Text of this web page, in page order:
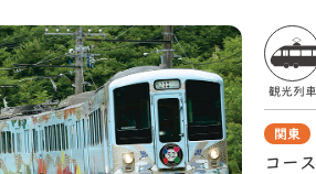
観光列車
関東
コー